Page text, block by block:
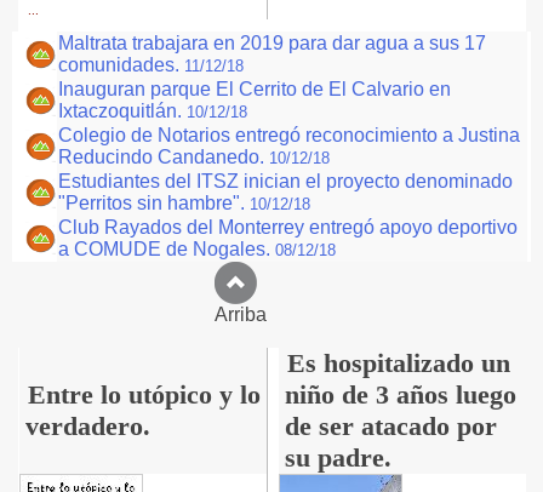
Maltrata trabajara en 2019 para dar agua a sus 17
comunidades. 11/12/18
Inauguran parque El Cerrito de El Calvario en
Ixtaczoquitlán. 10/12/18
Colegio de Notarios entregó reconocimiento a Justina
Reducindo Candanedo. 10/12/18
Estudiantes del ITSZ inician el proyecto denominado
"Perritos sin hambre". 10/12/18
Club Rayados del Monterrey entregó apoyo deportivo
a COMUDE de Nogales. 08/12/18
Arriba
Entre lo utópico y lo
verdadero.
Es hospitalizado un
niño de 3 años luego
de ser atacado por
su padre.